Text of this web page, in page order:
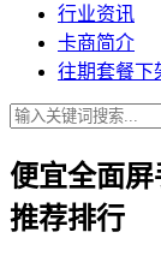
行业资讯
卡商简介
往期套餐下
便宜全面
推荐排行